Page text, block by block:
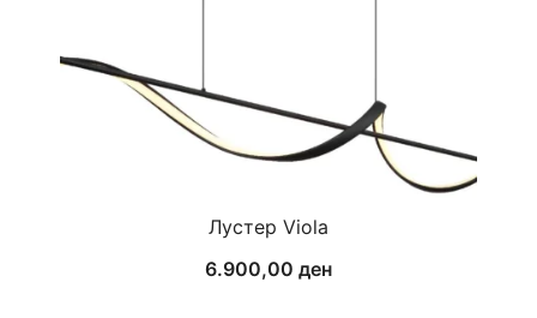
Лустер Viola
6.900,00 ден